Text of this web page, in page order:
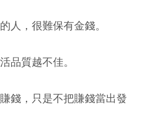
人，很難保有金錢。
品質越不佳。
錢，只是不把賺錢當出發